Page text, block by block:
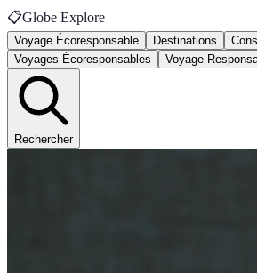
📋Globe Explore
Voyage Écoresponsable Destinations
Voyages Écoresponsables
Voyage
Rechercher